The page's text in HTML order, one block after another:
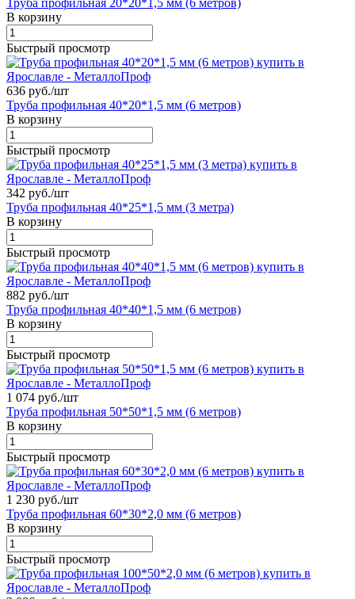
Труба профильная 20*20*1,5 мм (6 метров)
В корзину
Быстрый просмотр
636 руб./шт
Труба профильная 40*20*1,5 мм (6 метров)
В корзину
Быстрый просмотр
342 руб./шт
Труба профильная 40*25*1,5 мм (3 метра)
В корзину
Быстрый просмотр
882 руб./шт
Труба профильная 40*40*1,5 мм (6 метров)
В корзину
Быстрый просмотр
1 074 руб./шт
Труба профильная 50*50*1,5 мм (6 метров)
В корзину
Быстрый просмотр
1 230 руб./шт
Труба профильная 60*30*2,0 мм (6 метров)
В корзину
Быстрый просмотр